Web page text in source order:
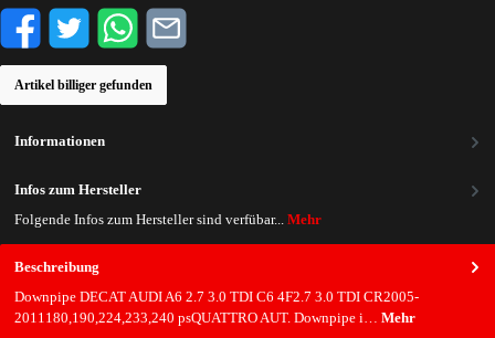
Artikel billiger gefunden
Beschreibung
Downpipe DECAT AUDI A6 2.7 3.0 TDI C6 4F2.7 3.0 TDI CR2005-
2011180,190,224,233,240 psQUATTRO AUT. Downpipe i… Mehr
Informationen
Infos zum Hersteller
Folgende Infos zum Hersteller sind verfübar... Mehr